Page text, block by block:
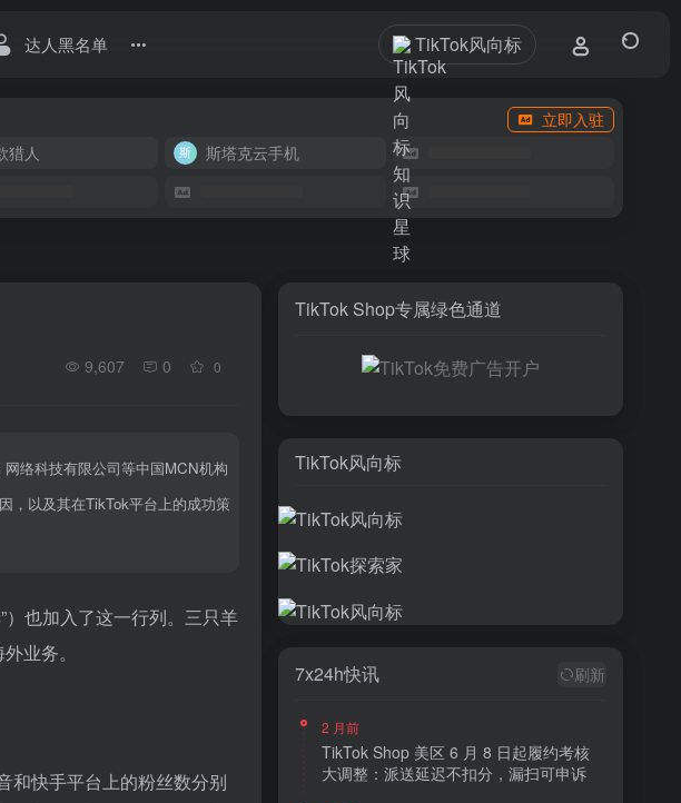
达人黑名单 TikTok风向标
立即入驻
猎人 斯塔克云手机
9,607 0 0
网络科技有限公司等中国MCN机构
，以及其在TikTok平台上的成功策
也加入了这一行列。三只羊
业务。
和快手平台上的粉丝数分别
TikTok Shop专属绿色通道
TikTok风向标
7x24h快讯 刷新
2 月前
TikTok Shop 美区 6 月 8 日起履约考核
大调整：派送延迟不扣分，漏扫可申诉